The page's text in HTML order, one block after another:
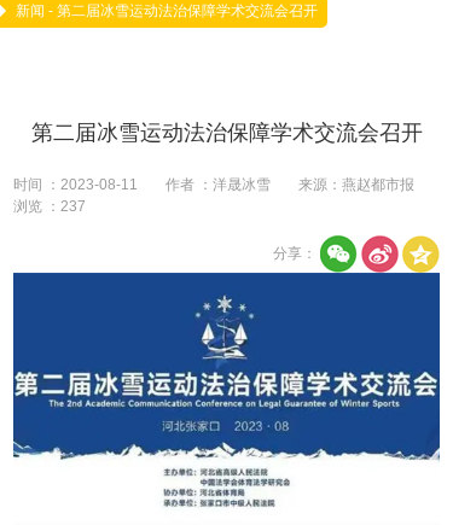
新闻 - 第二届冰雪运动法治保障学术交流会召开
第二届冰雪运动法治保障学术交流会召开
时间 ：2023-08-11 作者 ：洋晟冰雪
来源：燕赵都市报
浏览 ：237
分享：